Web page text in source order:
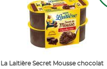
La Laitière Secret Mousse chocolat